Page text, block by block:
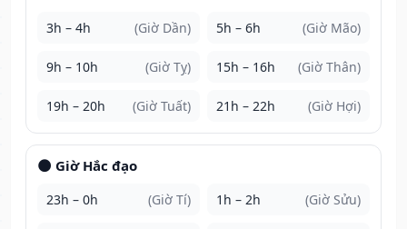
3h – 4h (Giờ Dần) 5h – 6h (Giờ Mão)
9h – 10h (Giờ Tỵ) 15h – 16h (Giờ Thân)
19h – 20h (Giờ Tuất) 21h – 22h (Giờ Hợi)
🌑 Giờ Hắc đạo
23h – 0h (Giờ Tí) 1h – 2h (Giờ Sửu)